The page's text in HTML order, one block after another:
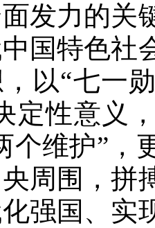
发力的关
国特色社
以“七一
定性意义
个维护”，
周围，拼
强国、实